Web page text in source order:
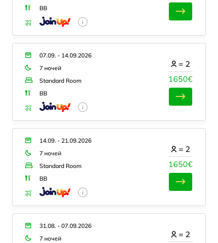
BB
07.09. - 14.09.2026
7 ночей
Standard Room
BB
1650€
= 2
14.09. - 21.09.2026
7 ночей
Standard Room
BB
1650€
= 2
31.08. - 07.09.2026
7 ночей
= 2